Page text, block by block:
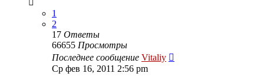
1
2
17 Ответы
66655 Просмотры
Последнее сообщение Vitaliy
Ср фев 16, 2011 2:56 pm